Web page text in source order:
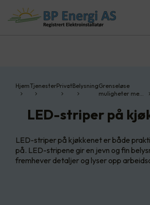
HjemTjenesterPrivatBelysningGrenseløse
muligheter me…
LED-striper på
LED-striper på kjøkkenet er både
på. LED-stripene gir en jevn og fin
fremhever detaljer og lyser opp